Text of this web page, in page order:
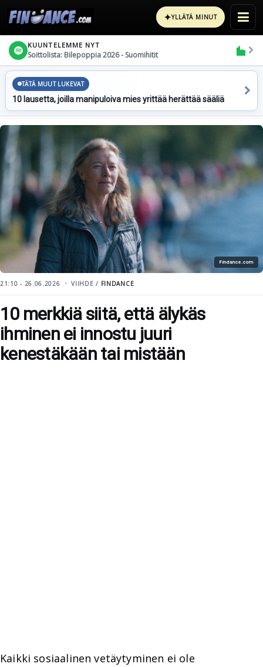
✦YLLÄTÄ MINUT
KUUNTELEMME NYT
Soittolista: Bilepoppia 2026 - Suomihitit
TÄTÄ MUUT LUKEVAT
10 lausetta, joilla manipuloiva mies yrittää herättää sääliä
Findance.com
21:10 - 26.06.2026 VIIHDE / FINDANCE
10 merkkiä siitä, että älykäs
ihminen ei innostu juuri
kenestäkään tai mistään
Kaikki sosiaalinen vetäytyminen ei ole